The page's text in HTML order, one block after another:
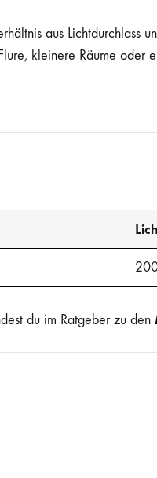
aus Lichtdurchlass
kleinere Räume oder
du im Ratgeber zu den